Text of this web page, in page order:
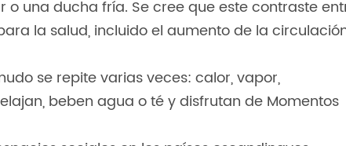
una ducha fría. Se cree que este contraste
la salud, incluido el aumento de la
se repite varias veces: calor, vapor,
beben agua o té y disfrutan de Momentos